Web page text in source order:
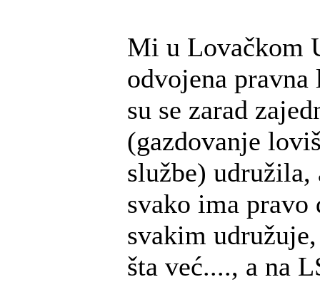
Mi u Lovačkom
odvojena
su se zarad
(gazdovanje
službe) udružila,
svako ima pravo
svakim
šta već...., a na